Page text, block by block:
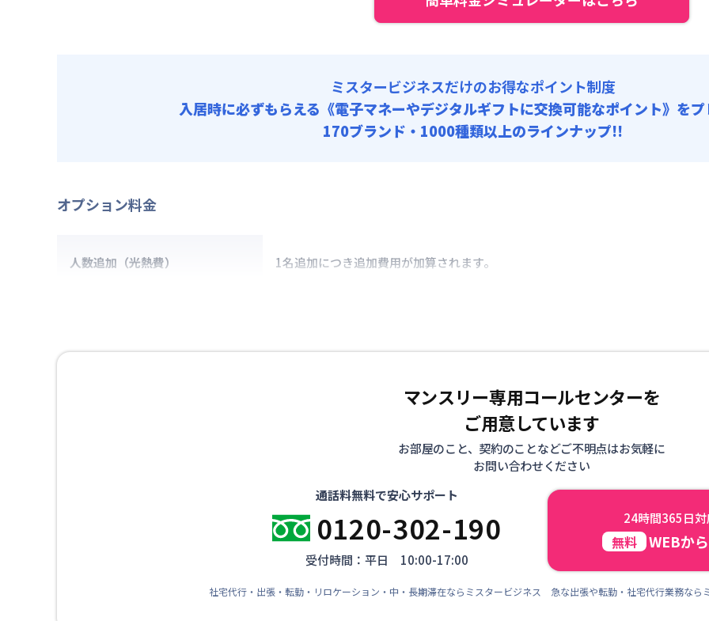
ミスタービジネスだけのお得なポイント制度
入居時に必ずもらえる 《電子マネーやデジタルギフトに交換可能なポイント》を
170ブランド・1000種類以上のラインナップ!!
オプション料金
人数追加（光熱費） 1名追加につき追加費用が加算されます。
マンスリー専用コールセンターを
ご用意しています
お部屋のこと、契約のことなどご不明点はお気軽に
お問い合わせください
通話料無料で安心サポート
0120-302-190
受付時間：平日 10:00-17:00
24時間365日
無料 WEBか
社宅代行・出張・転勤・リロケーション・中・長期滞在ならミスタービジネス 急な出張や転勤・社宅代行業務なら